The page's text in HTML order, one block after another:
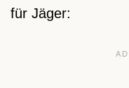
für Jäger: